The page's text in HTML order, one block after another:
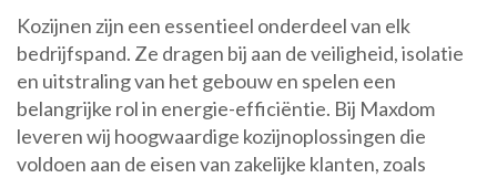
Kozijnen zijn een essentieel onderdeel van elk
bedrijfspand. Ze dragen bij aan de veiligheid, isolatie
en uitstraling van het gebouw en spelen een
belangrijke rol in energie-efficiëntie. Bij Maxdom
leveren wij hoogwaardige kozijnoplossingen die
voldoen aan de eisen van zakelijke klanten, zoals